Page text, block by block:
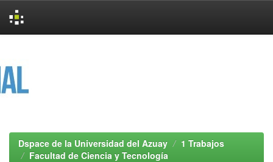
Dspace de la Universidad del Azuay
1 Trabajos
Facultad de Ciencia y Tecnología